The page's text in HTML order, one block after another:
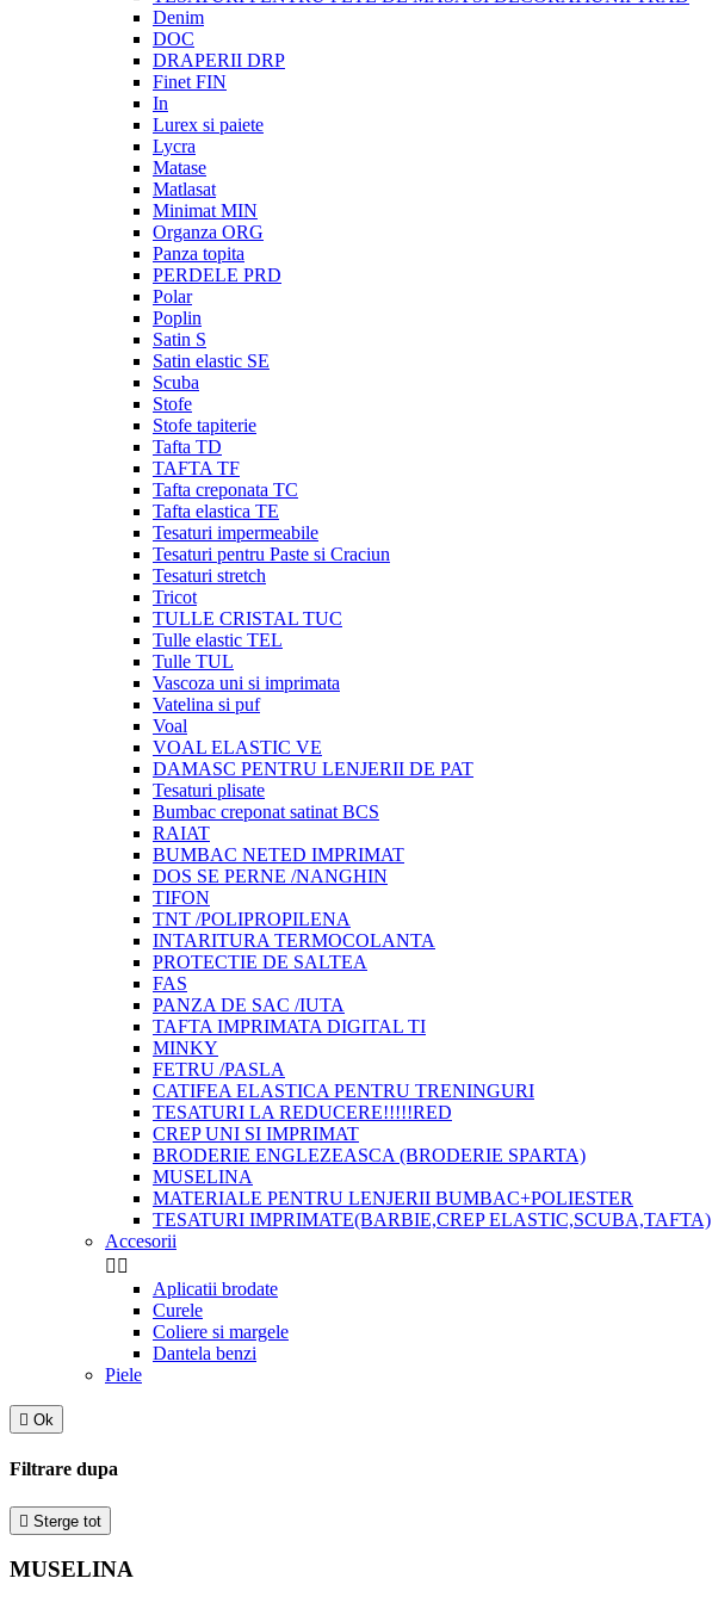
Denim
DOC
DRAPERII DRP
Finet FIN
In
Lurex si paiete
Lycra
Matase
Matlasat
Minimat MIN
Organza ORG
Panza topita
PERDELE PRD
Polar
Poplin
Satin S
Satin elastic SE
Scuba
Stofe
Stofe tapiterie
Tafta TD
TAFTA TF
Tafta creponata TC
Tafta elastica TE
Tesaturi impermeabile
Tesaturi pentru Paste si Craciun
Tesaturi stretch
Tricot
TULLE CRISTAL TUC
Tulle elastic TEL
Tulle TUL
Vascoza uni si imprimata
Vatelina si puf
Voal
VOAL ELASTIC VE
DAMASC PENTRU LENJERII DE PAT
Tesaturi plisate
Bumbac creponat satinat BCS
RAIAT
BUMBAC NETED IMPRIMAT
DOS SE PERNE /NANGHIN
TIFON
TNT /POLIPROPILENA
INTARITURA TERMOCOLANTA
PROTECTIE DE SALTEA
FAS
PANZA DE SAC /IUTA
TAFTA IMPRIMATA DIGITAL TI
MINKY
FETRU /PASLA
CATIFEA ELASTICA PENTRU TRENINGURI
TESATURI LA REDUCERE!!!!!RED
CREP UNI SI IMPRIMAT
BRODERIE ENGLEZEASCA (BRODERIE SPARTA)
MUSELINA
MATERIALE PENTRU LENJERII BUMBAC+POLIESTER
TESATURI IMPRIMATE(BARBIE,CREP ELASTIC,SCUBA,TAFTA)
Accesorii
 
Aplicatii brodate
Curele
Coliere si margele
Dantela benzi
Piele
 Ok
Filtrare dupa
 Sterge tot
MUSELINA